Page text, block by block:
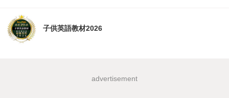
子供英語教材2026
advertisement